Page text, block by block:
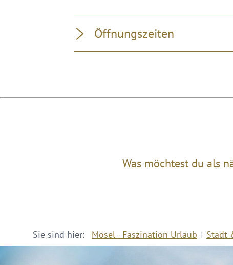
Öffnungszeiten
Was möchtest du als
Sie sind hier: Mosel - Faszination Urlaub Stadt